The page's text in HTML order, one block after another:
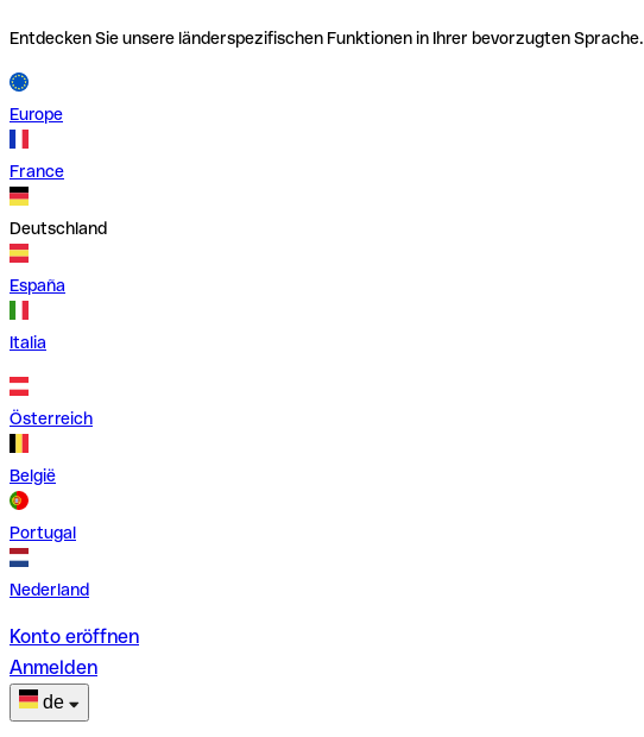
Entdecken Sie unsere länderspezifischen Funktionen in Ihrer bevorzugten Sprache.
Europe
France
Deutschland
España
Italia
Österreich
België
Portugal
Nederland
Konto eröffnen
Anmelden
de